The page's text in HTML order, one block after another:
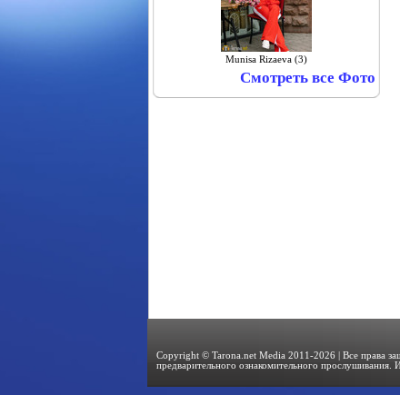
Munisa Rizaeva (3)
Смотреть все Фото
Copyright © Tarona.net Media 2011-2026 | Все права
предварительного ознакомительного прослушивания.